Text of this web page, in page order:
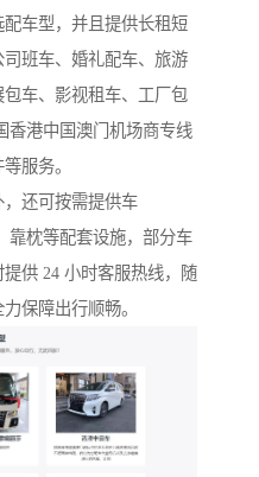
车型，并且提供长租短
班车、婚礼配车、旅游
车、影视租车、工厂包
香港中国澳门机场商专线
服务。
还可按需提供车
靠枕等配套设施，部分车
供 24 小时客服热线，随
保障出行顺畅。